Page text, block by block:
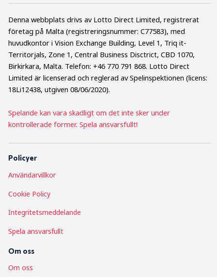
Denna webbplats drivs av Lotto Direct Limited, registrerat
företag på Malta (registreringsnummer: C77583), med
huvudkontor i Vision Exchange Building, Level 1, Triq it-
Territorjals, Zone 1, Central Business Disctrict, CBD 1070,
Birkirkara, Malta. Telefon: +46 770 791 868. Lotto Direct
Limited är licenserad och reglerad av Spelinspektionen (licens:
18Li12438, utgiven 08/06/2020).
Spelande kan vara skadligt om det inte sker under
kontrollerade former. Spela ansvarsfullt!
Policyer
Användarvillkor
Cookie Policy
Integritetsmeddelande
Spela ansvarsfullt
Om oss
Om oss